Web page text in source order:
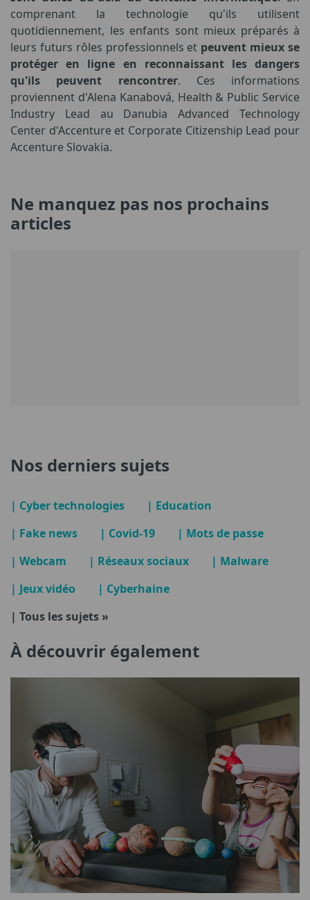
comprenant la technologie qu'ils utilisent
quotidiennement, les enfants sont mieux préparés à
leurs futurs rôles professionnels et peuvent mieux se
protéger en ligne en reconnaissant les dangers
qu'ils peuvent rencontrer. Ces informations
proviennent d'Alena Kanabová, Health & Public Service
Industry Lead au Danubia Advanced Technology
Center d'Accenture et Corporate Citizenship Lead pour
Accenture Slovakia.
Ne manquez pas nos prochains
articles
Nos derniers sujets
| Cyber technologies
| Education
| Fake news
| Covid-19
| Mots de passe
| Webcam
| Réseaux sociaux
| Malware
| Jeux vidéo
| Cyberhaine
| Tous les sujets »
À découvrir également